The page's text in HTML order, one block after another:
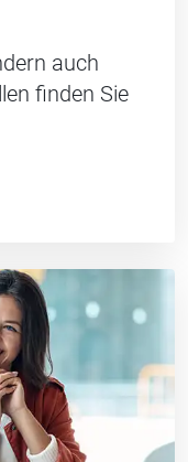
auch
finden Sie